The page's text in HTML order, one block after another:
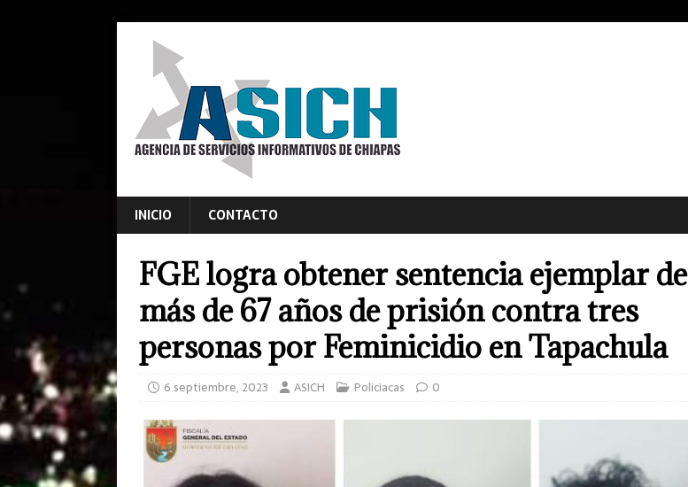
INICIO CONTACTO
FGE logra obtener sentencia ejemplar de
más de 67 años de prisión contra tres
personas por Feminicidio en Tapachula
6 septiembre, 2023 ASICH Policiacas 0